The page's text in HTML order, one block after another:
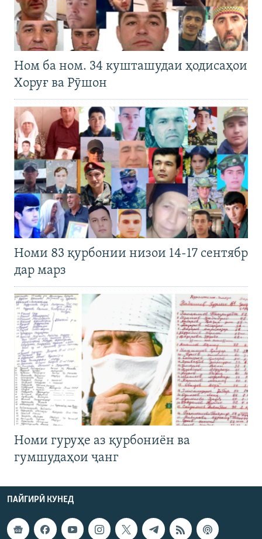
Ном ба ном. 34 кушташудаи ҳодисаҳои
Хоруғ ва Рӯшон
Номи 83 қурбонии низои 14-17 сентябр
дар марз
Номи гуруҳе аз қурбониён ва
гумшудаҳои ҷанг
ПАЙГИРӢ КУНЕД